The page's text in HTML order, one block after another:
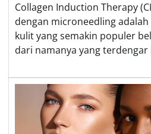
Collagen Induction Therapy
dengan microneedling
kulit yang semakin populer
dari namanya yang